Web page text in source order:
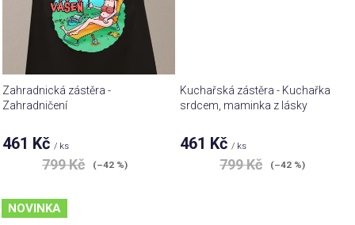
Zahradnická zástěra -
Zahradničení
461 Kč/ ks
799 Kč (–42 %)
Kuchařská zástěra - Kuchařka
srdcem, maminka z lásky
461 Kč/ ks
799 Kč (–42 %)
NOVINKA